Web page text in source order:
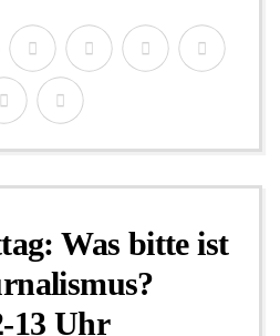
Was bitte ist
13 Uhr